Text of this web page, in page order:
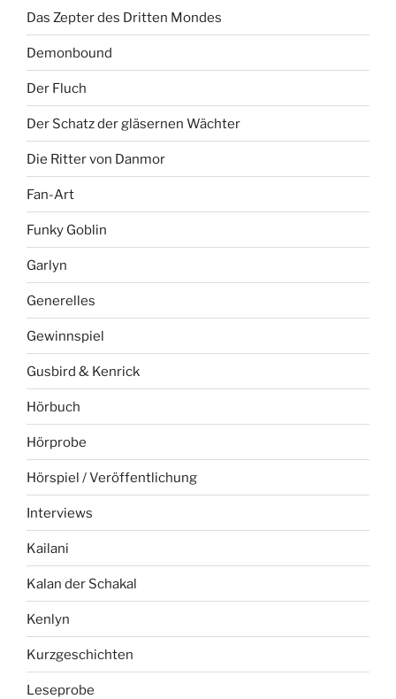
Das Zepter des Dritten Mondes
Demonbound
Der Fluch
Der Schatz der gläsernen Wächter
Die Ritter von Danmor
Fan-Art
Funky Goblin
Garlyn
Generelles
Gewinnspiel
Gusbird & Kenrick
Hörbuch
Hörprobe
Hörspiel / Veröffentlichung
Interviews
Kailani
Kalan der Schakal
Kenlyn
Kurzgeschichten
Leseprobe